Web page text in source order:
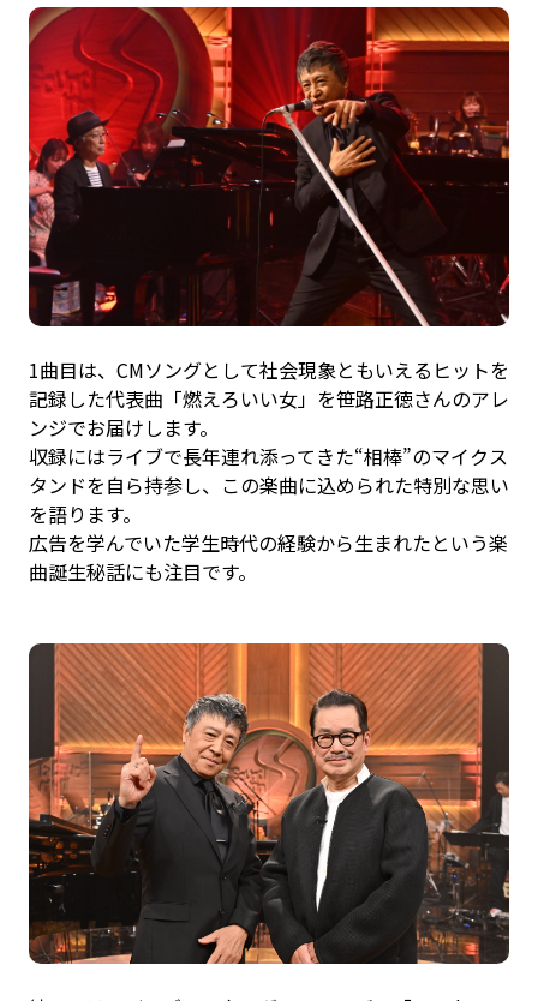
1曲目は、CMソングとして社会現象ともいえるヒットを
記録した代表曲「燃えろいい女」を笹路正徳さんのアレ
ンジでお届けします。
収録にはライブで長年連れ添ってきた“相棒”のマイクス
タンドを自ら持参し、この楽曲に込められた特別な思い
を語ります。
広告を学んでいた学生時代の経験から生まれたという楽
曲誕生秘話にも注目です。